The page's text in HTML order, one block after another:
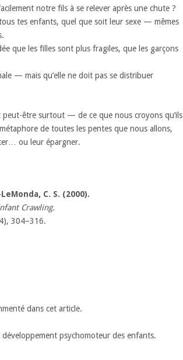
notre fils à se relever après une chute ?
tes enfants, quel que soit leur sexe — mêmes
que les filles sont plus fragiles, que les garçons
— mais qu’elle ne doit pas se distribuer
être surtout — de ce que nous croyons qu’ils
de toutes les pentes que nous allons,
ou leur épargner.
C. S. (2000).
Crawling.
304–316.
dans cet article.
psychomoteur des enfants.